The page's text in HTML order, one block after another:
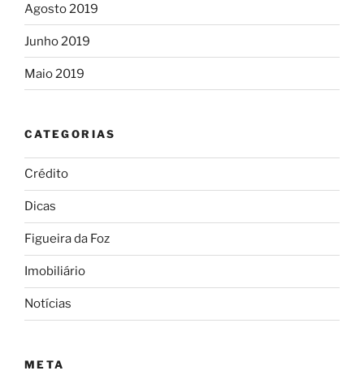
Agosto 2019
Junho 2019
Maio 2019
CATEGORIAS
Crédito
Dicas
Figueira da Foz
Imobiliário
Notícias
META